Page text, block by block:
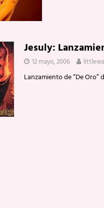
Jesuly:
12 mayo, 2006
Lanzamiento de “De Oro”